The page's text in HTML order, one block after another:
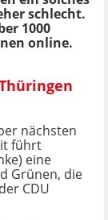
schlecht.
1000
online.
nächsten
führt
eine
Grünen, die
CDU